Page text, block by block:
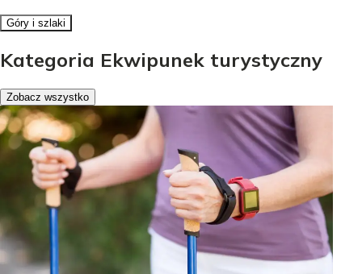
Góry i szlaki
Kategoria Ekwipunek turystyczny
Zobacz wszystko